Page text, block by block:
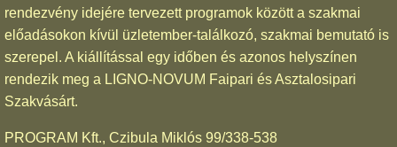
rendezvény idejére tervezett programok között a szakmai
előadásokon kívül üzletember-találkozó, szakmai bemutató is
szerepel. A kiállítással egy időben és azonos helyszínen
rendezik meg a LIGNO-NOVUM Faipari és Asztalosipari
Szakvásárt.
PROGRAM Kft., Czibula Miklós 99/338-538